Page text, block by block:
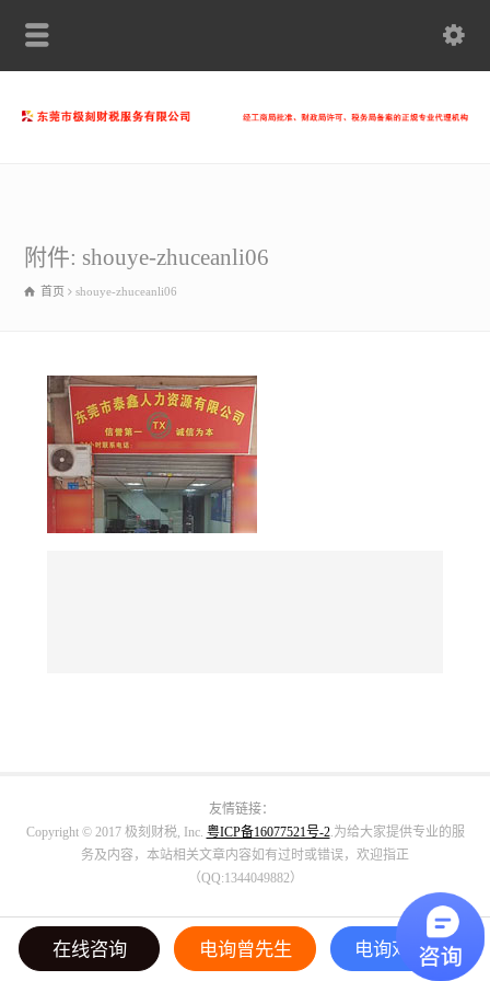
附件: shouye-zhuceanli06
首页 shouye-zhuceanli06
友情链接：
Copyright © 2017 极刻财税, Inc. 粤ICP备16077521号-2.为给大家提供专业的服
务及内容，本站相关文章内容如有过时或错误，欢迎指正
（QQ:1344049882）
在线咨询 电询曾先生 电询邓小姐